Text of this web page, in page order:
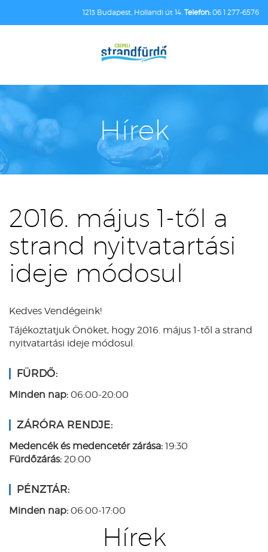
1213 Budapest, Hollandi út 14. Telefon:06 1 277-6576
Hírek
2016. május 1-től a
strand nyitvatartási
ideje módosul
Kedves Vendégeink!
Tájékoztatjuk Önöket, hogy 2016. május 1-től a strand
nyitvatartási ideje módosul.
FÜRDŐ:
Minden nap: 06:00-20:00
ZÁRÓRA RENDJE:
Medencék és medencetér zárása: 19:30
Fürdőzárás: 20:00
PÉNZTÁR:
Minden nap: 06:00-17:00
Hírek